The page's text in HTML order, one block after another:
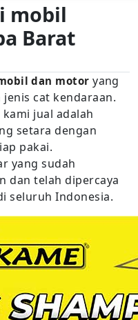
Kompresor
mobil
Barat
dan motor yang
cat kendaraan.
jual adalah
setara dengan
pakai.
yang sudah
dan telah dipercaya
seluruh Indonesia.